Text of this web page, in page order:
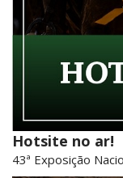
Hotsite no ar!
43ª Exposição